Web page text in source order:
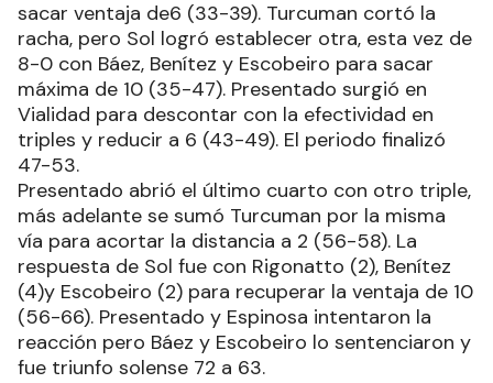
sacar ventaja de6 (33-39). Turcuman cortó la
racha, pero Sol logró establecer otra, esta vez de
8-0 con Báez, Benítez y Escobeiro para sacar
máxima de 10 (35-47). Presentado surgió en
Vialidad para descontar con la efectividad en
triples y reducir a 6 (43-49). El periodo finalizó
47-53.
Presentado abrió el último cuarto con otro triple,
más adelante se sumó Turcuman por la misma
vía para acortar la distancia a 2 (56-58). La
respuesta de Sol fue con Rigonatto (2), Benítez
(4)y Escobeiro (2) para recuperar la ventaja de 10
(56-66). Presentado y Espinosa intentaron la
reacción pero Báez y Escobeiro lo sentenciaron y
fue triunfo solense 72 a 63.